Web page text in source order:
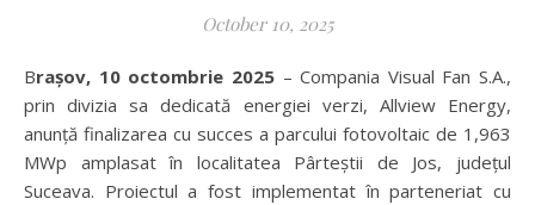
October 10, 2025
Brașov, 10 octombrie 2025 – Compania Visual Fan S.A.,
prin divizia sa dedicată energiei verzi, Allview Energy,
anunță finalizarea cu succes a parcului fotovoltaic de 1,963
MWp amplasat în localitatea Pârteștii de Jos, județul
Suceava. Proiectul a fost implementat în parteneriat cu